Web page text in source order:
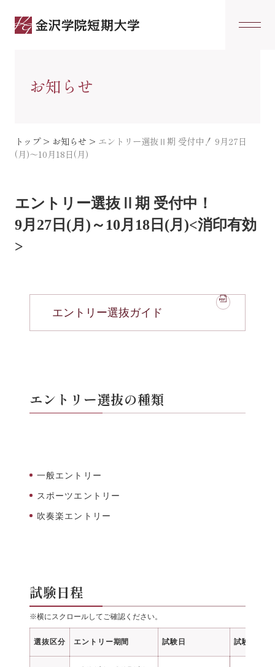
お知らせ
トップ> お知らせ > エントリー選抜Ⅱ期 受付中！ 9月27日
(月)～10月18日(月)
エントリー選抜Ⅱ期 受付中！
9月27日(月)～10月18日(月)<消印有効
>
エントリー選抜ガイド
エントリー選抜の種類
一般エントリー
スポーツエントリー
吹奏楽エントリー
試験日程
※横にスクロールしてご確認ください。
選抜区分 エントリー期間 試験日 試験会場